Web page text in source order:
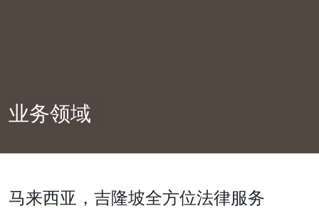
业务领域
马来西亚，吉隆坡全方位法律服务